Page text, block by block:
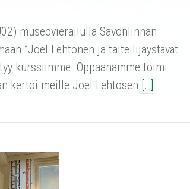
museovierailulla Savonlinnan
”Joel Lehtonen ja taiteilijaystävät
kurssiimme. Oppaanamme toimi
kertoi meille Joel Lehtosen […]